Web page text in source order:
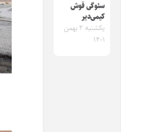
سئوگی قوش
کیمی‌دیر
یکشنبه ۲ بهمن
۱۴۰۱